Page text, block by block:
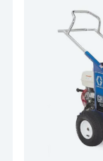
minden
tűz- és
A Graco
megbízható
ezeket a
amelyeket
kapni lehet.
tartó
kész. A 200